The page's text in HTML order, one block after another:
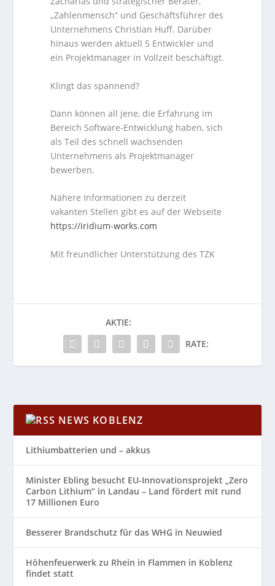
„Zahlenmensch“ und Geschäftsführer des
Unternehmens Christian Huff. Darüber
hinaus werden aktuell 5 Entwickler und
ein Projektmanager in Vollzeit beschäftigt.
Klingt das spannend?
Dann können all jene, die Erfahrung im
Bereich Software-Entwicklung haben, sich
als Teil des schnell wachsenden
Unternehmens als Projektmanager
bewerben.
Nähere Informationen zu derzeit
vakanten Stellen gibt es auf der Webseite
https://iridium-works.com
Mit freundlicher Unterstützung des TZK
AKTIE:
RATE:
NEWS KOBLENZ
Lithiumbatterien und – akkus
Minister Ebling besucht EU-Innovationsprojekt „Zero
Carbon Lithium“ in Landau – Land fördert mit rund
17 Millionen Euro
Besserer Brandschutz für das WHG in Neuwied
Höhenfeuerwerk zu Rhein in Flammen in Koblenz
findet statt